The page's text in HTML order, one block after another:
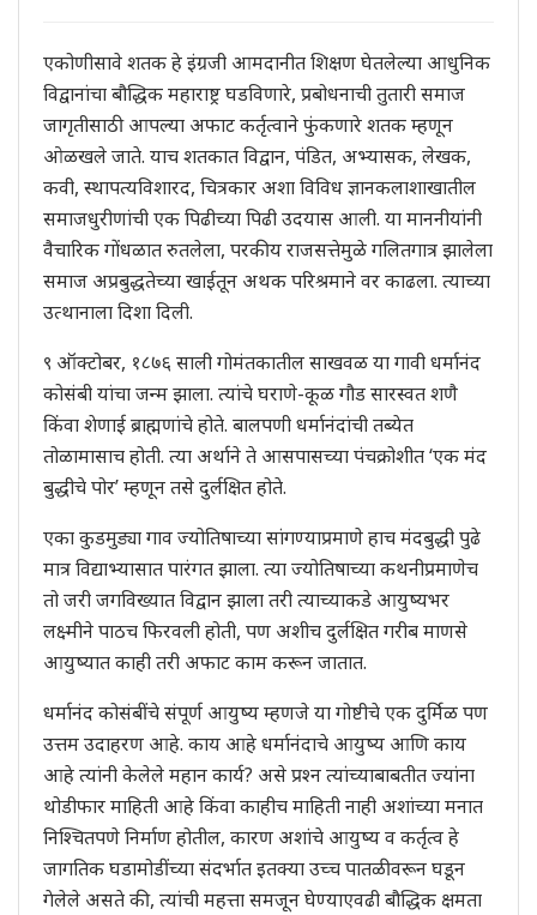
एकोणीसावे शतक हे इंग्रजी आमदानीत शिक्षण घेतलेल्या आधुनिक
विद्वानांचा बौद्धिक महाराष्ट्र घडविणारे, प्रबोधनाची तुतारी समाज
जागृतीसाठी आपल्या अफाट कर्तृत्वाने फुंकणारे शतक म्हणून
ओळखले जाते. याच शतकात विद्वान, पंडित, अभ्यासक, लेखक,
कवी, स्थापत्यविशारद, चित्रकार अशा विविध ज्ञानकलाशाखातील
समाजधुरीणांची एक पिढीच्या पिढी उदयास आली. या माननीयांनी
वैचारिक गोंधळात रुतलेला, परकीय राजसत्तेमुळे गलितगात्र झालेला
समाज अप्रबुद्धतेच्या खाईतून अथक परिश्रमाने वर काढला. त्याच्या
उत्थानाला दिशा दिली.
९ ऑक्टोबर, १८७६ साली गोमंतकातील साखवळ या गावी धर्मानंद
कोसंबी यांचा जन्म झाला. त्यांचे घराणे-कूळ गौड सारस्वत शणै
किंवा शेणाई ब्राह्मणांचे होते. बालपणी धर्मानंदांची तब्येत
तोळामासाच होती. त्या अर्थाने ते आसपासच्या पंचक्रोशीत ‘एक मंद
बुद्धीचे पोर’ म्हणून तसे दुर्लक्षित होते.
एका कुडमुड्या गाव ज्योतिषाच्या सांगण्याप्रमाणे हाच मंदबुद्धी पुढे
मात्र विद्याभ्यासात पारंगत झाला. त्या ज्योतिषाच्या कथनीप्रमाणेच
तो जरी जगविख्यात विद्वान झाला तरी त्याच्याकडे आयुष्यभर
लक्ष्मीने पाठच फिरवली होती, पण अशीच दुर्लक्षित गरीब माणसे
आयुष्यात काही तरी अफाट काम करून जातात.
धर्मानंद कोसंबींचे संपूर्ण आयुष्य म्हणजे या गोष्टीचे एक दुर्मिळ पण
उत्तम उदाहरण आहे. काय आहे धर्मानंदाचे आयुष्य आणि काय
आहे त्यांनी केलेले महान कार्य? असे प्रश्‍न त्यांच्याबाबतीत ज्यांना
थोडीफार माहिती आहे किंवा काहीच माहिती नाही अशांच्या मनात
निश्‍चितपणे निर्माण होतील, कारण अशांचे आयुष्य व कर्तृत्व हे
जागतिक घडामोडींच्या संदर्भात इतक्या उच्च पातळीवरून घडून
गेलेले असते की, त्यांची महत्ता समजून घेण्याएवढी बौद्धिक क्षमता